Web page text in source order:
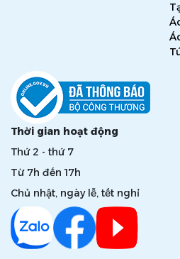
Thời gian hoạt động
Thứ 2 - thứ 7
Từ 7h đến 17h
Chủ nhật, ngày lễ, tết nghỉ